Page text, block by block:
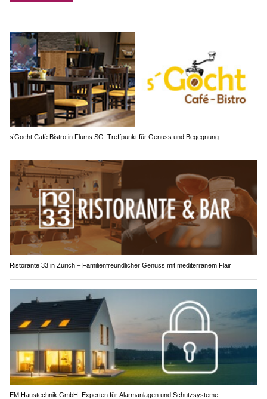
s’Gocht Café Bistro in Flums SG: Treffpunkt für Genuss und Begegnung
Ristorante 33 in Zürich – Familienfreundlicher Genuss mit mediterranem Flair
EM Haustechnik GmbH: Experten für Alarmanlagen und Schutzsysteme